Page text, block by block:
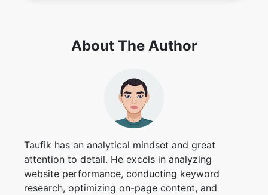
About The Author
Taufik has an analytical mindset and great
attention to detail. He excels in analyzing
website performance, conducting keyword
research, optimizing on-page content, and